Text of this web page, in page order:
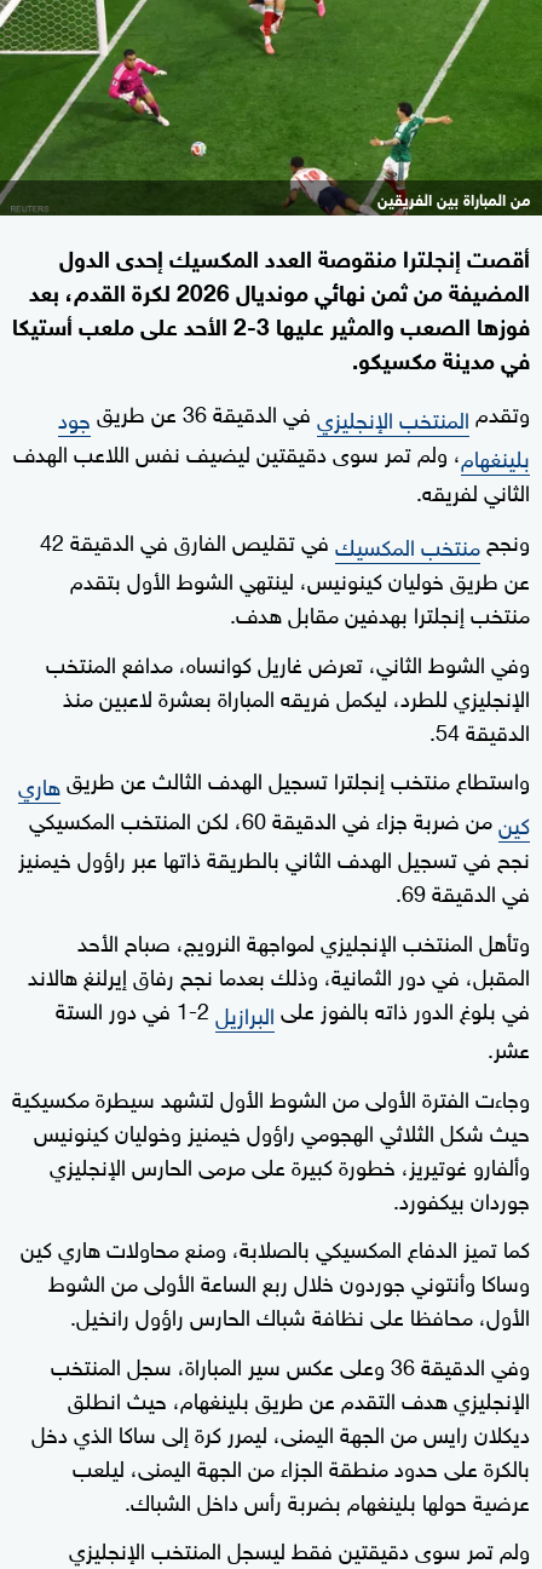
من المباراة بين الفريقين
أقصت إنجلترا منقوصة العدد المكسيك إحدى الدول
المضيفة من ثمن نهائي مونديال 2026 لكرة القدم، بعد
فوزها الصعب والمثير عليها 3-2 الأحد على ملعب أستيكا
في مدينة مكسيكو.
وتقدمالمنتخب الإنجليزيفي الدقيقة 36 عن طريق
جود
بلينغهام، ولم تمر سوى دقيقتين ليضيف نفس اللاعب الهدف
الثاني لفريقه.
ونجحمنتخب المكسيك
في تقليص الفارق في الدقيقة 42
عن طريق خوليان كينونيس، لينتهي الشوط الأول بتقدم
منتخب إنجلترا بهدفين مقابل هدف.
وفي الشوط الثاني، تعرض غاريل كوانساه، مدافع المنتخب
الإنجليزي للطرد، ليكمل فريقه المباراة بعشرة لاعبين منذ
الدقيقة 54.
واستطاع منتخب إنجلترا تسجيل الهدف الثالث عن طريقهاري
كين
من ضربة جزاء في الدقيقة 60، لكن المنتخب المكسيكي
نجح في تسجيل الهدف الثاني بالطريقة ذاتها عبر راؤول خيمنيز
في الدقيقة 69.
وتأهل المنتخب الإنجليزي لمواجهة النرويج، صباح الأحد
المقبل، في دور الثمانية، وذلك بعدما نجح رفاق إيرلنغ هالاند
في بلوغ الدور ذاته بالفوز علىالبرازيل
2-1 في دور الستة
عشر.
وجاءت الفترة الأولى من الشوط الأول لتشهد سيطرة مكسيكية
حيث شكل الثلاثي الهجومي راؤول خيمنيز وخوليان كينونيس
وألفارو غوتيريز، خطورة كبيرة على مرمى الحارس الإنجليزي
جوردان بيكفورد.
كما تميز الدفاع المكسيكي بالصلابة، ومنع محاولات هاري كين
وساكا وأنتوني جوردون خلال ربع الساعة الأولى من الشوط
الأول، محافظا على نظافة شباك الحارس راؤول رانخيل.
وفي الدقيقة 36 وعلى عكس سير المباراة، سجل المنتخب
الإنجليزي هدف التقدم عن طريق بلينغهام، حيث انطلق
ديكلان رايس من الجهة اليمنى، ليمرر كرة إلى ساكا الذي دخل
بالكرة على حدود منطقة الجزاء من الجهة اليمنى، ليلعب
عرضية حولها بلينغهام بضربة رأس داخل الشباك.
ولم تمر سوى دقيقتين فقط ليسجل المنتخب الإنجليزي